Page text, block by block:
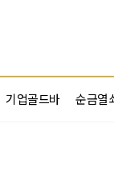
기업골드바 순금열